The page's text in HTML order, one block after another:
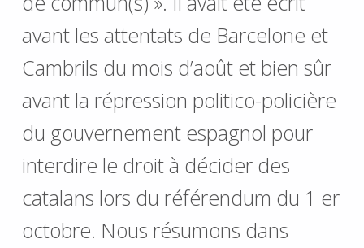
avant les attentats de Barcelone et
Cambrils du mois d’août et bien sûr
avant la répression politico-policière
du gouvernement espagnol pour
interdire le droit à décider des
catalans lors du référendum du 1 er
octobre. Nous résumons dans